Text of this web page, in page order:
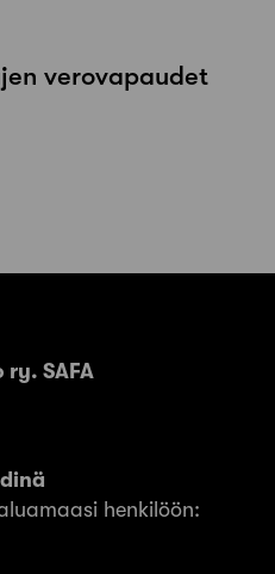
verovapaudet
SAFA
henkilöön: